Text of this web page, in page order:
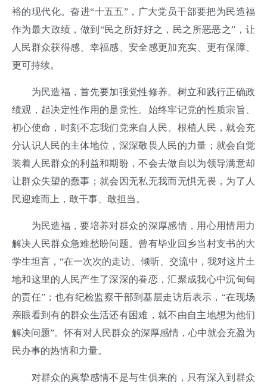
裕的现代化。奋进“十五五”，广大党员干部要把为民造福
作为最大政绩，做到“民之所好好之，民之所恶恶之”，让
人民群众获得感、幸福感、安全感更加充实、更有保障、
更可持续。
为民造福，首先要加强党性修养。树立和践行正确政
绩观，起决定性作用的是党性。始终牢记党的性质宗旨、
初心使命，时刻不忘我们党来自人民、根植人民，就会充
分认识人民的主体地位，深深敬畏人民的力量；就会自觉
装着人民群众的利益和期盼，不会去做自以为领导满意却
让群众失望的蠢事；就会因无私无我而无惧无畏，为了人
民迎难而上，敢干事、敢担当。
为民造福，要培养对群众的深厚感情，用心用情用力
解决人民群众急难愁盼问题。曾有毕业回乡当村支书的大
学生坦言，“在一次次的走访、倾听、交流中，我对这片土
地和这里的人民产生了深深的眷恋，汇聚成我心中沉甸甸
的责任”；也有纪检监察干部到基层走访后表示，“在现场
亲眼看到有的群众生活还有困难，就不由自主地想为他们
解决问题”。怀有对人民群众的深厚感情，心中就会充盈为
民办事的热情和力量。
对群众的真挚感情不是与生俱来的，只有深入到群众